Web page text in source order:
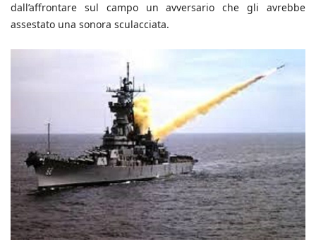
dall’affrontare sul campo un avversario che gli avrebbe
assestato una sonora sculacciata.